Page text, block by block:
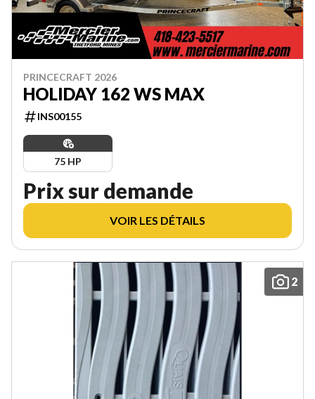
PRINCECRAFT 2026
HOLIDAY 162 WS MAX
INS00155
75 HP
Prix sur demande
VOIR LES DÉTAILS
2